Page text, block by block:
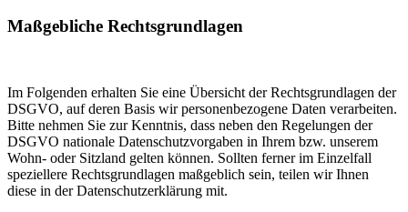
Maßgebliche Rechtsgrundlagen
Im Folgenden erhalten Sie eine Übersicht der Rechtsgrundlagen der
DSGVO, auf deren Basis wir personenbezogene Daten verarbeiten.
Bitte nehmen Sie zur Kenntnis, dass neben den Regelungen der
DSGVO nationale Datenschutzvorgaben in Ihrem bzw. unserem
Wohn- oder Sitzland gelten können. Sollten ferner im Einzelfall
speziellere Rechtsgrundlagen maßgeblich sein, teilen wir Ihnen
diese in der Datenschutzerklärung mit.